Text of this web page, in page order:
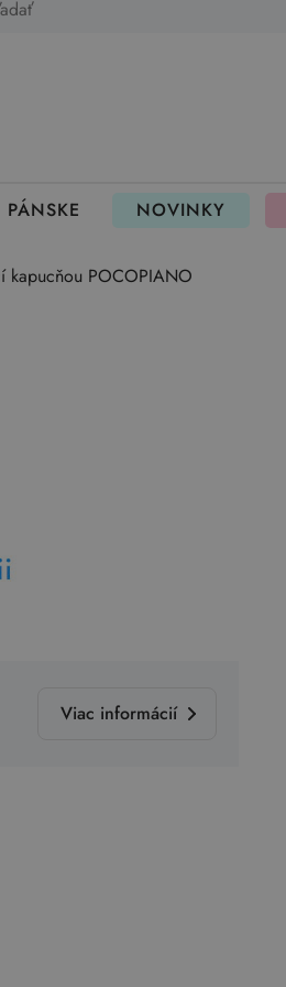
rezervácie
PÁNSKE NOVINKY
kapucňou POCOPIANO
Viac informácií